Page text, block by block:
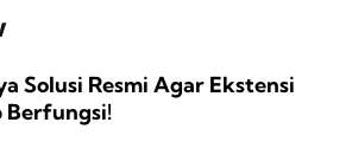
Solusi Resmi Agar Ekstensi
Berfungsi!